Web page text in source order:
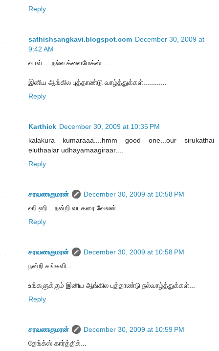
Reply
sathishsangkavi.blogspot.com December 30, 2009 at
9:42 AM
வாவ்.... நல்ல க்ளைமேக்ஸ்......
இனிய ஆங்கில புத்தாண்டு வாழ்த்துக்கள்............
Reply
Karthick December 30, 2009 at 10:35 PM
kalakura kumaraaa....hmm good one...our sirukathai
eluthaalar udhayamaagiraar....
Reply
சரவணகுமரன்
December 30, 2009 at 10:58 PM
ஹி ஹி... நன்றி வடகரை வேலன்.
Reply
சரவணகுமரன்
December 30, 2009 at 10:58 PM
நன்றி சங்கவி...
உங்களுக்கும் இனிய ஆங்கில புத்தாண்டு நல்வாழ்த்துக்கள்...
Reply
சரவணகுமரன்
December 30, 2009 at 10:59 PM
தேங்க்ஸ் கார்த்திக்...